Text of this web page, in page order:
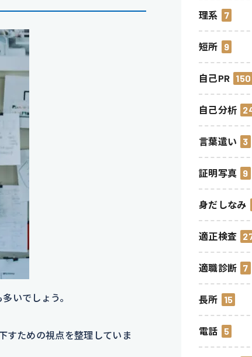
いでしょう。
すための視点を整理していま
理系 7
短所 9
自己PR 150
自己分析
言葉遣い 3
証明写真 9
身だしなみ
適正検査
適職診断 7
長所 15
電話 5